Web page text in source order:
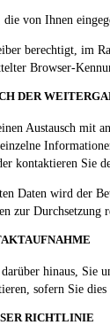
von Ihnen
berechtigt, im
Browser-
DER
Austausch mit
kontaktieren Sie
Daten wird der
zur Durchsetzung
hinaus,
sofern Sie
RICHTLINIE